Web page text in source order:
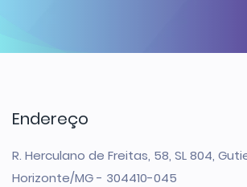
Endereço
R. Herculano de Freitas, 58, SL 804,
Horizonte/MG - 304410-045